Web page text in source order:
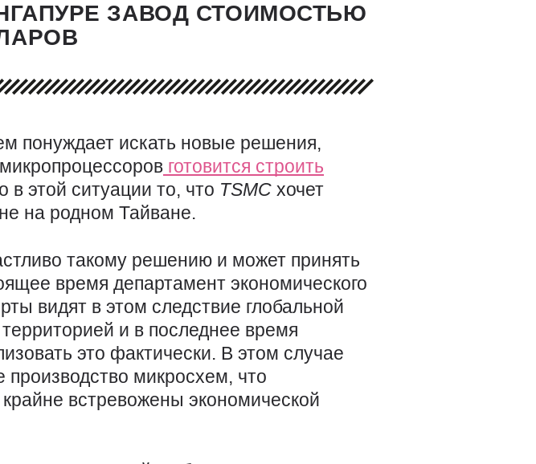
ЗАВОД СТОИМОСТЬЮ
понуждает искать новые решения,
готовится строить
этой ситуации то, что TSMC хочет
не на родном Тайване.
такому решению и может принять
время департамент экономического
видят в этом следствие глобальной
и в последнее время
это фактически. В этом случае
микросхем, что
встревожены экономической